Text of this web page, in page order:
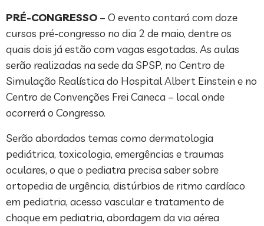
PRÉ-CONGRESSO – O evento contará com doze
cursos pré-congresso no dia 2 de maio, dentre os
quais dois já estão com vagas esgotadas. As aulas
serão realizadas na sede da SPSP, no Centro de
Simulação Realística do Hospital Albert Einstein e no
Centro de Convenções Frei Caneca – local onde
ocorrerá o Congresso.
Serão abordados temas como dermatologia
pediátrica, toxicologia, emergências e traumas
oculares, o que o pediatra precisa saber sobre
ortopedia de urgência, distúrbios de ritmo cardíaco
em pediatria, acesso vascular e tratamento de
choque em pediatria, abordagem da via aérea